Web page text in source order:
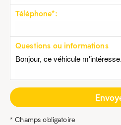
Téléphone*:
Questions ou informations
* Champs obligatoire